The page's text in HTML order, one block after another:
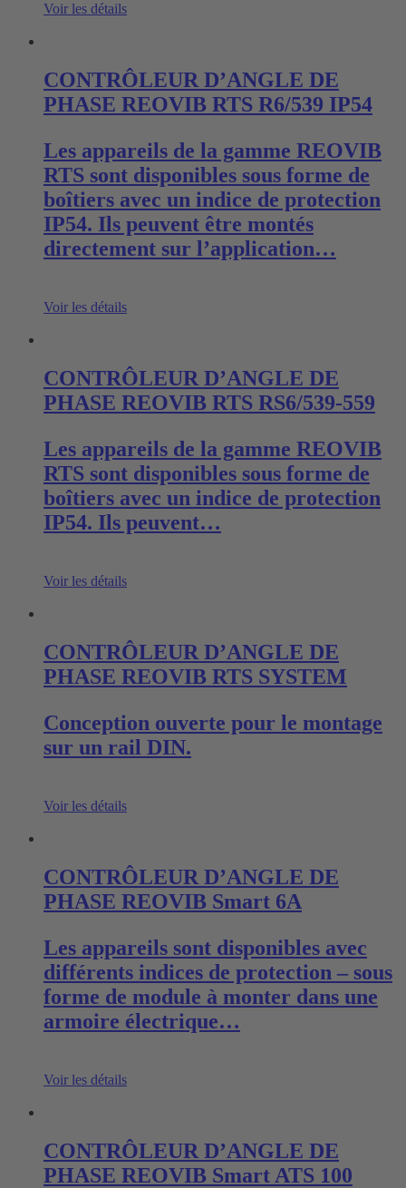
Voir les détails
CONTRÔLEUR D’ANGLE DE
PHASE REOVIB RTS R6/539 IP54
Les appareils de la gamme REOVIB
RTS sont disponibles sous forme de
boîtiers avec un indice de protection
IP54. Ils peuvent être montés
directement sur l’application…
Voir les détails
CONTRÔLEUR D’ANGLE DE
PHASE REOVIB RTS RS6/539-559
Les appareils de la gamme REOVIB
RTS sont disponibles sous forme de
boîtiers avec un indice de protection
IP54. Ils peuvent…
Voir les détails
CONTRÔLEUR D’ANGLE DE
PHASE REOVIB RTS SYSTEM
Conception ouverte pour le montage
sur un rail DIN.
Voir les détails
CONTRÔLEUR D’ANGLE DE
PHASE REOVIB Smart 6A
Les appareils sont disponibles avec
différents indices de protection – sous
forme de module à monter dans une
armoire électrique…
Voir les détails
CONTRÔLEUR D’ANGLE DE
PHASE REOVIB Smart ATS 100